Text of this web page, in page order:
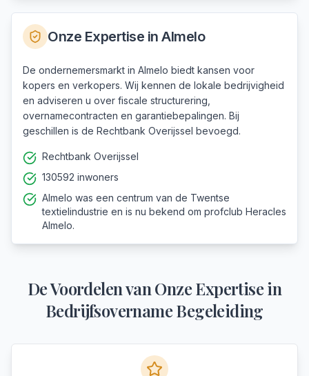
Onze Expertise in Almelo
De ondernemersmarkt in Almelo biedt kansen voor
kopers en verkopers. Wij kennen de lokale bedrijvigheid
en adviseren u over fiscale structurering,
overnamecontracten en garantiebepalingen. Bij
geschillen is de Rechtbank Overijssel bevoegd.
Rechtbank Overijssel
130592 inwoners
Almelo was een centrum van de Twentse
textielindustrie en is nu bekend om profclub Heracles
Almelo.
De Voordelen van Onze Expertise in
Bedrijfsovername Begeleiding